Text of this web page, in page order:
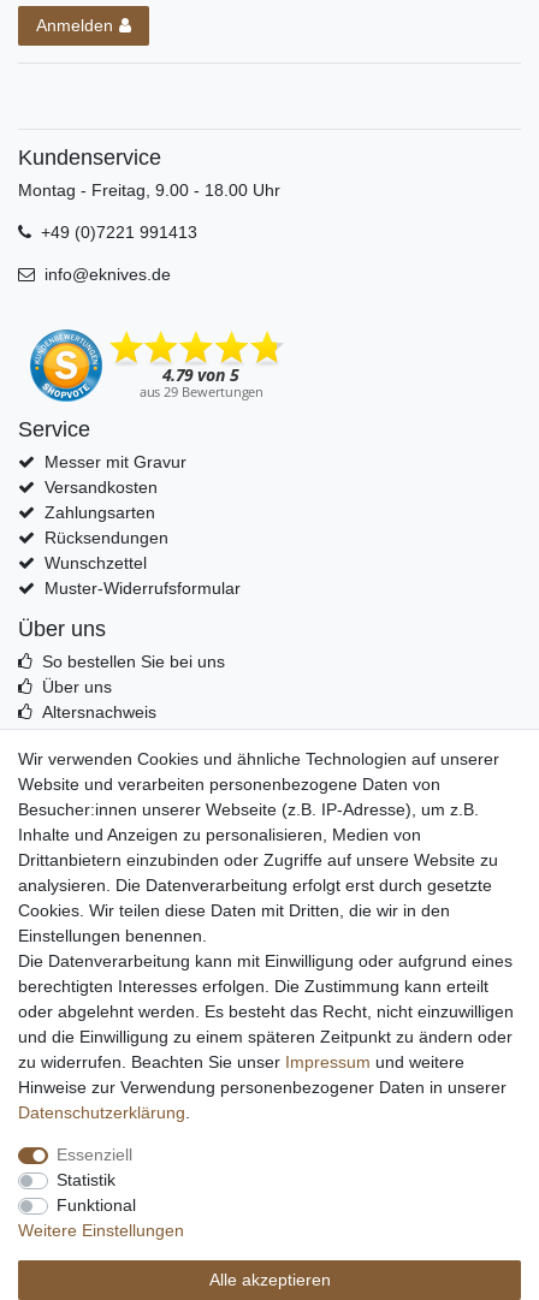
Anmelden
Kundenservice
Montag - Freitag, 9.00 - 18.00 Uhr
+49 (0)7221 991413
info@eknives.de
Service
Messer mit Gravur
Versandkosten
Zahlungsarten
Rücksendungen
Wunschzettel
Muster-Widerrufsformular
Über uns
So bestellen Sie bei uns
Über uns
Altersnachweis
Entsorgung & Umwelt
Echtheit von Kundenbewertungen
Messer Info Forum
Messer schärfen
Messerhersteller
Stahltabelle
Stahlarten
Rockwell Härte
Messerarten
Klingenformen
Holzarten
Impressum Daten­schutz­erklärung AGB
Widerrufs­recht
© Copyright Alle Preisangaben sind inkl. gesetzlicher Mehrwertsteuer und zzgl.
Wir verwenden Cookies und ähnliche Technologien auf unserer
Website und verarbeiten personenbezogene Daten von
Besucher:innen unserer Webseite (z.B. IP-Adresse), um z.B.
Inhalte und Anzeigen zu personalisieren, Medien von
Drittanbietern einzubinden oder Zugriffe auf unsere Website zu
analysieren. Die Datenverarbeitung erfolgt erst durch gesetzte
Cookies. Wir teilen diese Daten mit Dritten, die wir in den
Einstellungen benennen.
Die Datenverarbeitung kann mit Einwilligung oder aufgrund eines
berechtigten Interesses erfolgen. Die Zustimmung kann erteilt
oder abgelehnt werden. Es besteht das Recht, nicht einzuwilligen
und die Einwilligung zu einem späteren Zeitpunkt zu ändern oder
zu widerrufen. Beachten Sie unser Impressum und weitere
Hinweise zur Verwendung personenbezogener Daten in unserer
Daten­schutz­erklärung
Essenziell
Statistik
Funktional
Weitere Einstellungen
Alle akzeptieren